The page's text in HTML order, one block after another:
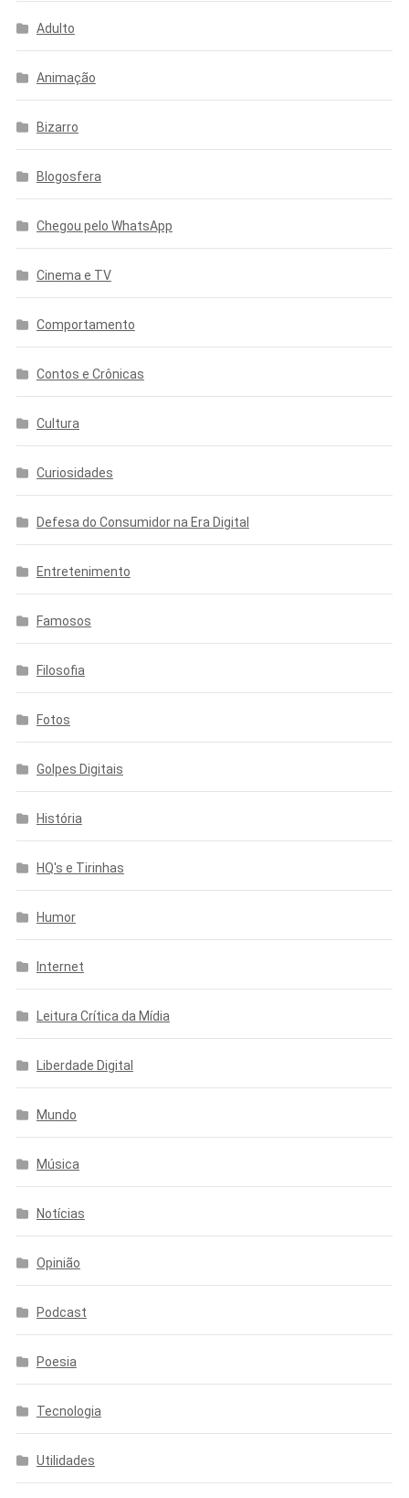
Adulto
Animação
Bizarro
Blogosfera
Chegou pelo WhatsApp
Cinema e TV
Comportamento
Contos e Crônicas
Cultura
Curiosidades
Defesa do Consumidor na Era Digital
Entretenimento
Famosos
Filosofia
Fotos
Golpes Digitais
História
HQ's e Tirinhas
Humor
Internet
Leitura Crítica da Mídia
Liberdade Digital
Mundo
Música
Notícias
Opinião
Podcast
Poesia
Tecnologia
Utilidades